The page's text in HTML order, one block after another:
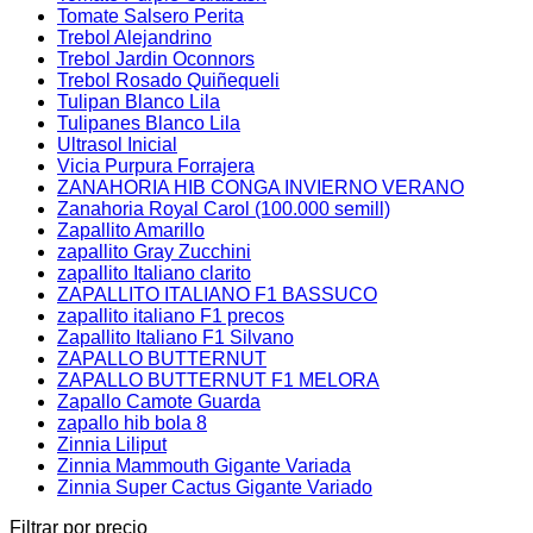
Tomate Salsero Perita
Trebol Alejandrino
Trebol Jardin Oconnors
Trebol Rosado Quiñequeli
Tulipan Blanco Lila
Tulipanes Blanco Lila
Ultrasol Inicial
Vicia Purpura Forrajera
ZANAHORIA HIB CONGA INVIERNO VERANO
Zanahoria Royal Carol (100.000 semill)
Zapallito Amarillo
zapallito Gray Zucchini
zapallito Italiano clarito
ZAPALLITO ITALIANO F1 BASSUCO
zapallito italiano F1 precos
Zapallito Italiano F1 Silvano
ZAPALLO BUTTERNUT
ZAPALLO BUTTERNUT F1 MELORA
Zapallo Camote Guarda
zapallo hib bola 8
Zinnia Liliput
Zinnia Mammouth Gigante Variada
Zinnia Super Cactus Gigante Variado
Filtrar por precio